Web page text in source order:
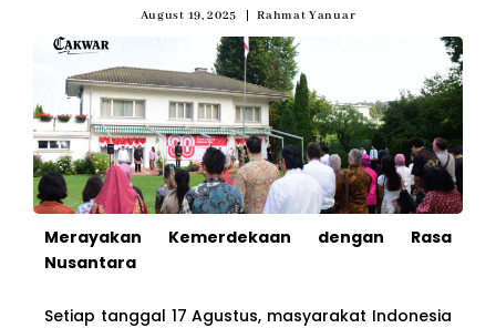
August 19, 2025 Rahmat Yanuar
Merayakan Kemerdekaan dengan Rasa
Nusantara
Setiap tanggal 17 Agustus, masyarakat Indonesia